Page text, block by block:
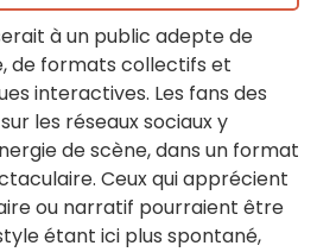
à un public adepte de
de formats collectifs et
interactives. Les fans des
les réseaux sociaux y
de scène, dans un format
Ceux qui apprécient
ou narratif pourraient être
étant ici plus spontané,